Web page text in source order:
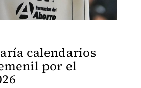
calendarios
por el